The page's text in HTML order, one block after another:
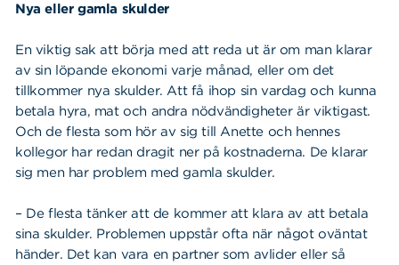
Nya eller gamla skulder
En viktig sak att börja med att reda ut är om man klarar
av sin löpande ekonomi varje månad, eller om det
tillkommer nya skulder. Att få ihop sin vardag och kunna
betala hyra, mat och andra nödvändigheter är viktigast.
Och de flesta som hör av sig till Anette och hennes
kollegor har redan dragit ner på kostnaderna. De klarar
sig men har problem med gamla skulder.
– De flesta tänker att de kommer att klara av att betala
sina skulder. Problemen uppstår ofta när något oväntat
händer. Det kan vara en partner som avlider eller så